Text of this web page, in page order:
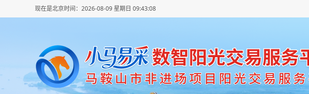
现在是北京时间： 2026-08-09 星期日 09:43:08